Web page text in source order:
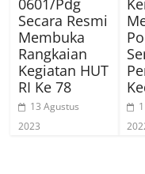
0601/Pdg
Secara Resmi
Membuka
Rangkaian
Kegiatan HUT
RI Ke 78
13 Agustus
2023